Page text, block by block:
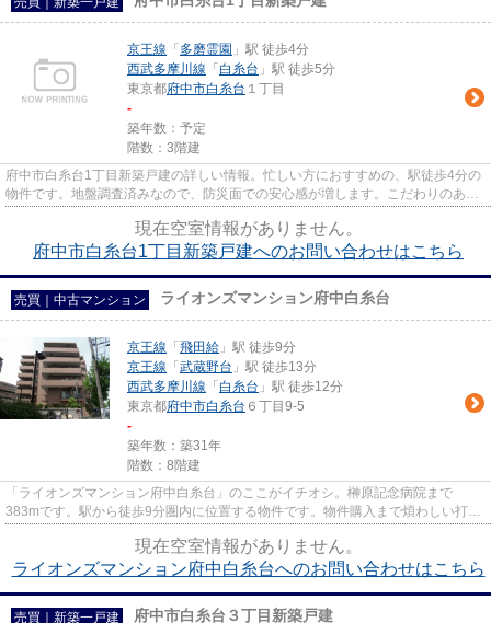
京王線 「 多磨霊園 」駅 徒歩4分
西武多摩川線 「 白糸台 」駅 徒歩5分
東京都府中市白糸台 １丁目
-
築年数：予定
階数：3階建
府中市白糸台1丁目新築戸建の詳しい情報。忙しい方におすすめの、駅徒歩4分の
物件です。地盤調査済みなので、防災面での安心感が増します。こだわりのある
現在空室情報がありません。
府中市白糸台1丁目新築戸建へのお問い合わせはこちら
売買｜中古マンション ライオンズマンション府中白糸台
京王線 「 飛田給 」駅 徒歩9分
京王線 「 武蔵野台 」駅 徒歩13分
西武多摩川線 「 白糸台 」駅 徒歩12分
東京都府中市白糸台 ６丁目9-5
-
築年数：築31年
階数：8階建
「ライオンズマンション府中白糸台」のここがイチオシ。榊原記念病院まで
383mです。駅から徒歩9分圏内に位置する物件です。物件購入まで煩わしい打ち
現在空室情報がありません。
ライオンズマンション府中白糸台へのお問い合わせはこちら
売買｜新築一戸建 府中市白糸台３丁目新築戸建